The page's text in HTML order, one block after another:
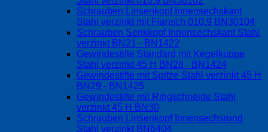
Schrauben Linsenkopf Innensechskant
Stahl verzinkt mit Flansch 010.9 BN30104
Schrauben Senkkopf Innensechskant Stahl
verzinkt BN21 - BN1422
Gewindestifte Standard mit Kegelkuppe
Stahl verzinkt 45 H BN28 - BN1424
Gewindestifte mit Spitze Stahl verzinkt 45 H
BN29 - BN1425
Gewindestifte mit Ringschneide Stahl
verzinkt 45 H BN30
Schrauben Linsenkopf Innensechsrund
Stahl verzinkt BN6404